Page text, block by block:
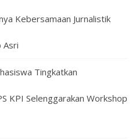
Kebersamaan Jurnalistik
Asri
Tingkatkan
KPI Selenggarakan Workshop